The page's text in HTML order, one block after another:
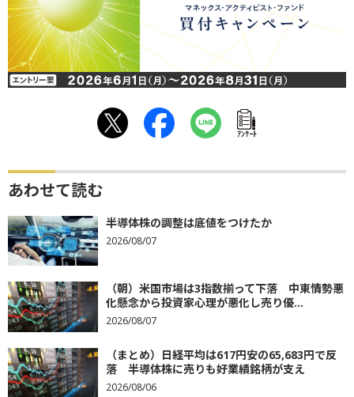
ｱﾝｹｰﾄ
あわせて読む
半導体株の調整は底値をつけたか
2026/08/07
（朝）米国市場は3指数揃って下落 中東情勢悪
化懸念から投資家心理が悪化し売り優...
2026/08/07
（まとめ）日経平均は617円安の65,683円で反
落 半導体株に売りも好業績銘柄が支え
2026/08/06